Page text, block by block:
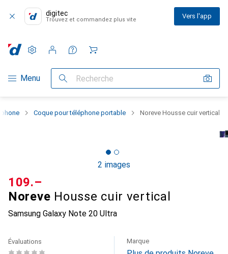
digitec
Trouvez et commandez plus vite Vers l'app
Navigation par catégorie
Menu Recherche
Paramètres
Compte client
Listes de comparaison
Listes d'envies
Panier
Coque pour téléphone portable Noreve Housse cuir vertical
2 images
Noreve Housse cuir vertical
Samsung Galaxy Note 20 Ultra
CHF
109.–
Évaluations Marque